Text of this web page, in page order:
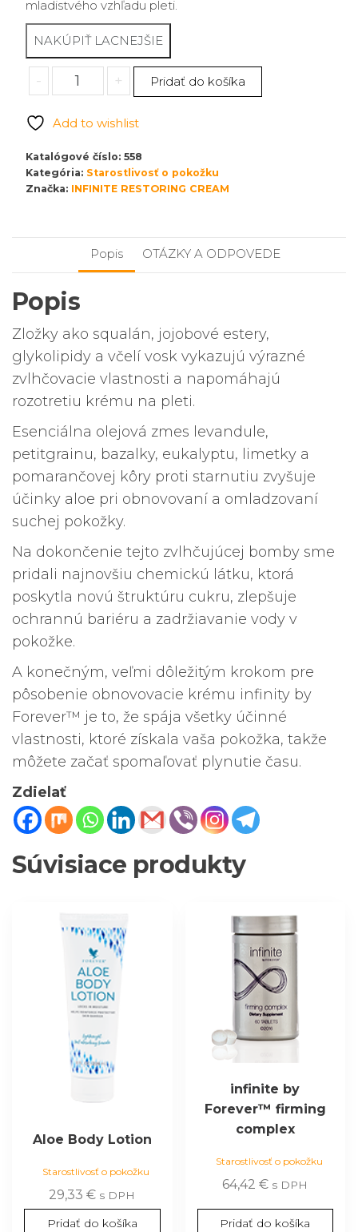
mladistvého vzhľadu pleti.
-
množstvo
INFINITE
CREAM
+ Pridať do košíka
Add to wishlist
Katalógové číslo: 558
Kategória: Starostlivosť o pokožku
Značka: INFINITE RESTORING CREAM
Popis OTÁZKY A ODPOVEDE
Popis
Zložky ako squalán, jojobové estery,
glykolipidy a včelí vosk vykazujú výrazné
zvlhčovacie vlastnosti a napomáhajú
rozotretiu krému na pleti.
Esenciálna olejová zmes levandule,
petitgrainu, bazalky, eukalyptu, limetky a
pomarančovej kôry proti starnutiu zvyšuje
účinky aloe pri obnovovaní a omladzovaní
suchej pokožky.
Na dokončenie tejto zvlhčujúcej bomby sme
pridali najnovšiu chemickú látku, ktorá
poskytla novú štruktúru cukru, zlepšuje
ochrannú bariéru a zadržiavanie vody v
pokožke.
A konečným, veľmi dôležitým krokom pre
pôsobenie obnovovacie krému infinity by
Forever™ je to, že spája všetky účinné
vlastnosti, ktoré získala vaša pokožka, takže
môžete začať spomaľovať plynutie času.
Zdielať
Súvisiace produkty
Aloe Body Lotion
Starostlivosť o pokožku
29,33€ s DPH
Pridať do košíka
infinite by
Forever™ firming
complex
Starostlivosť o pokožku
64,42€ s DPH
Pridať do košíka